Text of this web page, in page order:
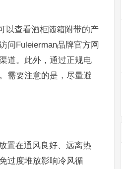
以查看酒柜随箱附带的产
问Fuleierman品牌官方网
道。此外，通过正规电
需要注意的是，尽量避
置在通风良好、远离热
过度堆放影响冷风循